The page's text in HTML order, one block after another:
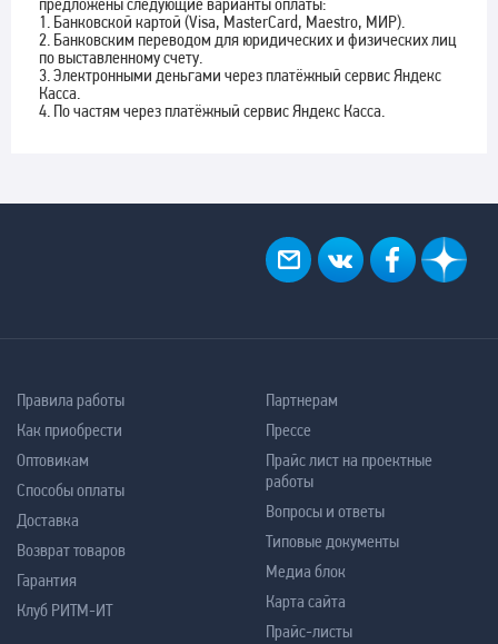
предложены следующие варианты оплаты:
1. Банковской картой (Visa, MasterCard, Maestro, МИР).
2. Банковским переводом для юридических и физических лиц
по выставленному счету.
3. Электронными деньгами через платёжный сервис Яндекс
Касса.
4. По частям через платёжный сервис Яндекс Касса.
Правила работы
Как приобрести
Оптовикам
Способы оплаты
Доставка
Возврат товаров
Гарантия
Клуб РИТМ-ИТ
Партнерам
Прессе
Прайс лист на проектные
работы
Вопросы и ответы
Типовые документы
Медиа блок
Карта сайта
Прайс-листы